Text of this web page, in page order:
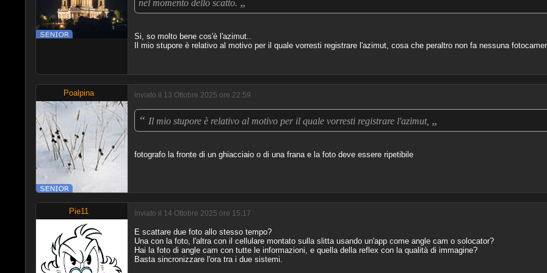
nel momento dello scatto.
Si, so molto bene cos'è l'azimut..
Il mio stupore è relativo al motivo per il quale vorresti registrare l'azimut, cosa che peraltro non fa nessuna
Poalpina inviato il 13 Ottobre 2025 ore 22:59
“ Il mio stupore è relativo al motivo per il quale vorresti registrare l'azimut, „
fotografo la fronte di un ghiacciaio o di una frana e la foto deve essere ripetibile
Pie11 inviato il 14 Ottobre 2025 ore 15:17
E scattare due foto allo stesso tempo?
Una con la foto, l'altra con il cellulare montato sulla slitta usando un'app come angle cam o solocator?
Hai la foto di angle cam con tutte le informazioni, e quella della reflex con la qualità di immagine?
Basta sincronizzare l'ora tra i due sistemi.